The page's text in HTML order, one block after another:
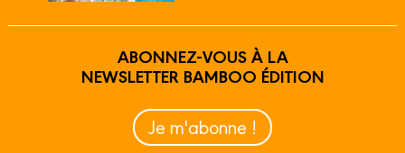
ABONNEZ-VOUS À LA
NEWSLETTER BAMBOO ÉDITION
Je m'abonne !